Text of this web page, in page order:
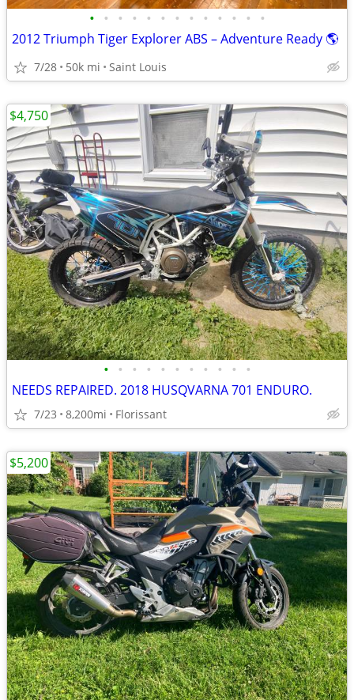
• • • • • • • • • • • • •
2012 Triumph Tiger Explorer ABS – Adventure Ready 🌎
7/28 50k mi Saint Louis
• • • • • • • • • • •
NEEDS REPAIRED. 2018 HUSQVARNA 701 ENDURO.
7/23 8,200mi Florissant
$4,750
$5,200